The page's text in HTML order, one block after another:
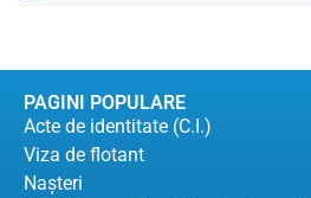
PAGINI POPULARE
Acte de identitate (C.I.)
Viza de flotant
Naşteri